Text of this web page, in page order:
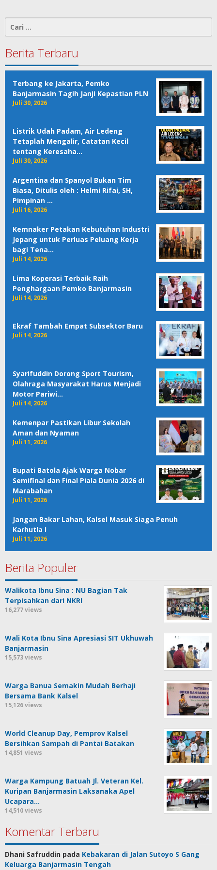
untuk:
Berita Terbaru
Terbang ke Jakarta, Pemko
Banjarmasin Tagih Janji Kepastian PLN
Juli 30, 2026
Listrik Udah Padam, Air Ledeng
Tetaplah Mengalir, Catatan Kecil
tentang Keresaha…
Juli 30, 2026
Argentina dan Spanyol Bukan Tim
Biasa, Ditulis oleh : Helmi Rifai, SH,
Pimpinan …
Juli 16, 2026
Kemnaker Petakan Kebutuhan Industri
Jepang untuk Perluas Peluang Kerja
bagi Tena…
Juli 14, 2026
Lima Koperasi Terbaik Raih
Penghargaan Pemko Banjarmasin
Juli 14, 2026
Ekraf Tambah Empat Subsektor Baru
Juli 14, 2026
Syarifuddin Dorong Sport Tourism,
Olahraga Masyarakat Harus Menjadi
Motor Pariwi…
Juli 14, 2026
Kemenpar Pastikan Libur Sekolah
Aman dan Nyaman
Juli 11, 2026
Bupati Batola Ajak Warga Nobar
Semifinal dan Final Piala Dunia 2026 di
Marabahan
Juli 11, 2026
Jangan Bakar Lahan, Kalsel Masuk Siaga Penuh
Karhutla !
Juli 11, 2026
Berita Populer
Walikota Ibnu Sina : NU Bagian Tak
Terpisahkan dari NKRI
16,277 views
Wali Kota Ibnu Sina Apresiasi SIT Ukhuwah
Banjarmasin
15,573 views
Warga Banua Semakin Mudah Berhaji
Bersama Bank Kalsel
15,126 views
World Cleanup Day, Pemprov Kalsel
Bersihkan Sampah di Pantai Batakan
14,851 views
Warga Kampung Batuah Jl. Veteran Kel.
Kuripan Banjarmasin Laksanaka Apel
Ucapara…
14,510 views
Komentar Terbaru
Dhani Safruddin pada Kebakaran di Jalan Sutoyo S Gang
Keluarga Banjarmasin Tengah